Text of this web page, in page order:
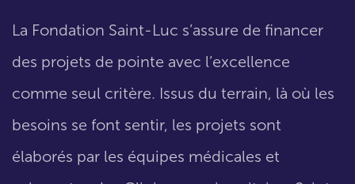
La Fondation Saint-Luc s’assure de financer
des projets de pointe avec l’excellence
comme seul critère. Issus du terrain, là où les
besoins se font sentir, les projets sont
élaborés par les équipes médicales et